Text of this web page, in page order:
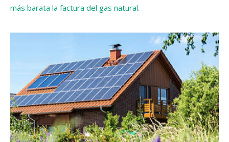
más barata la factura del gas natural.